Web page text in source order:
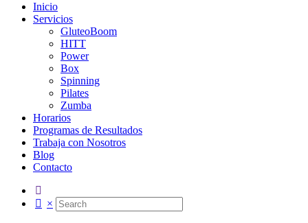
Inicio
Servicios
GluteoBoom
HITT
Power
Box
Spinning
Pilates
Zumba
Horarios
Programas de Resultados
Trabaja con Nosotros
Blog
Contacto
×